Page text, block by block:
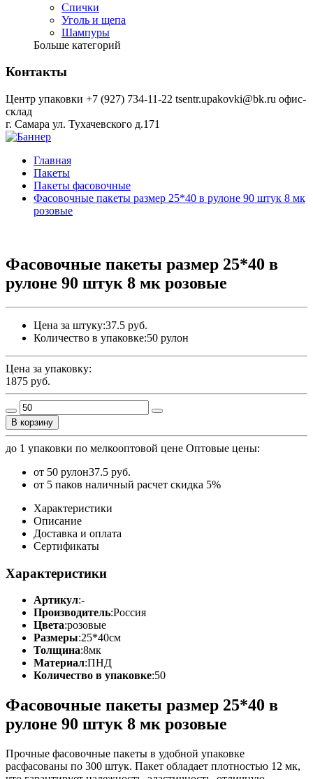
Спички
Уголь и щепа
Шампуры
Больше категорий
Контакты
Центр упаковки +7 (927) 734-11-22 tsentr.upakovki@bk.ru офис-
склад
г. Самара ул. Тухачевского д.171
Главная
Пакеты
Пакеты фасовочные
Фасовочные пакеты размер 25*40 в рулоне 90 штук 8 мк
розовые
Фасовочные пакеты размер 25*40 в
рулоне 90 штук 8 мк розовые
Цена за штуку:37.5 руб.
Количество в упаковке:50 рулон
Цена за упаковку:
1875 руб.
В корзину
до 1 упаковки по мелкооптовой цене Оптовые цены:
от 50 рулон37.5 руб.
от 5 паков наличный расчет скидка 5%
Характеристики
Описание
Доставка и оплата
Сертификаты
Характеристики
Артикул:-
Производитель:Россия
Цвета:розовые
Размеры:25*40см
Толщина:8мк
Материал:ПНД
Количество в упаковке:50
Фасовочные пакеты размер 25*40 в
рулоне 90 штук 8 мк розовые
Прочные фасовочные пакеты в удобной упаковке
расфасованы по 300 штук. Пакет обладает плотностью 12 мк,